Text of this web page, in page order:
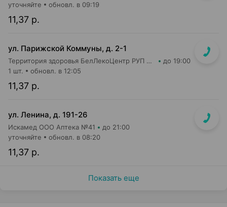
11,37 р.
уточняйте обновл. в 09:19
ул. Парижской Коммуны, д. 2-1
Территория здоровья БелЛекоЦентр РУП магазин №1 до 19:00
11,37 р.
1 шт. обновл. в 12:05
ул. Ленина, д. 191-26
Искамед ООО Аптека №41 до 21:00
11,37 р.
уточняйте обновл. в 08:20
Показать еще